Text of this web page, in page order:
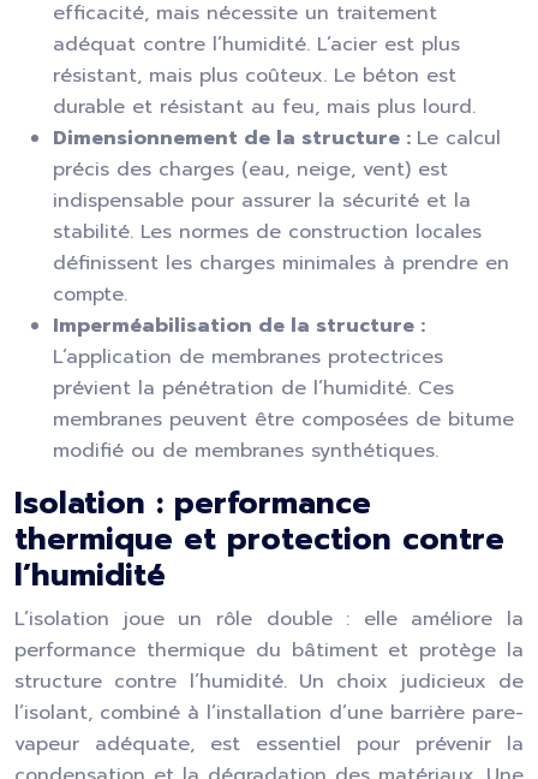
efficacité, mais nécessite un traitement
adéquat contre l’humidité. L’acier est plus
résistant, mais plus coûteux. Le béton est
durable et résistant au feu, mais plus lourd.
Dimensionnement de la structure : Le calcul
précis des charges (eau, neige, vent) est
indispensable pour assurer la sécurité et la
stabilité. Les normes de construction locales
définissent les charges minimales à prendre en
compte.
Imperméabilisation de la structure :
L’application de membranes protectrices
prévient la pénétration de l’humidité. Ces
membranes peuvent être composées de bitume
modifié ou de membranes synthétiques.
Isolation : performance
thermique et protection contre
l’humidité
L’isolation joue un rôle double : elle améliore la
performance thermique du bâtiment et protège la
structure contre l’humidité. Un choix judicieux de
l’isolant, combiné à l’installation d’une barrière pare-
vapeur adéquate, est essentiel pour prévenir la